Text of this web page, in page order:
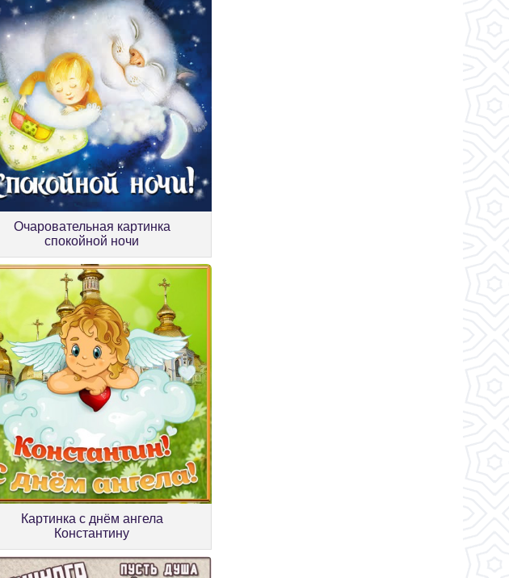
Очаровательная картинка
спокойной ночи
Картинка с днём ангела
Константину